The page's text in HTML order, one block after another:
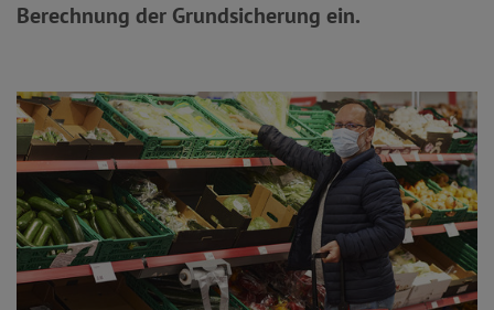
Berechnung der Grundsicherung ein.